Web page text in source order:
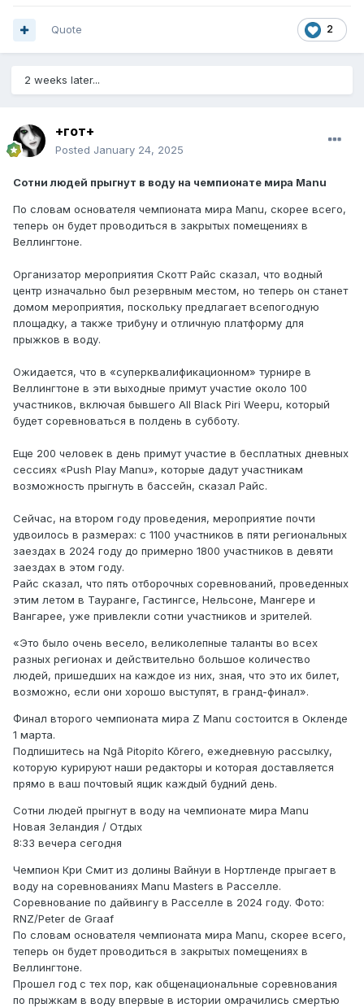
2
Quote
2 weeks later...
+гот+
Posted January 24, 2025
Сотни людей прыгнут в воду на чемпионате мира Manu
По словам основателя чемпионата мира Manu, скорее всего,
теперь он будет проводиться в закрытых помещениях в
Веллингтоне.
Организатор мероприятия Скотт Райс сказал, что водный
центр изначально был резервным местом, но теперь он станет
домом мероприятия, поскольку предлагает всепогодную
площадку, а также трибуну и отличную платформу для
прыжков в воду.
Ожидается, что в «суперквалификационном» турнире в
Веллингтоне в эти выходные примут участие около 100
участников, включая бывшего All Black Piri Weepu, который
будет соревноваться в полдень в субботу.
Еще 200 человек в день примут участие в бесплатных дневных
сессиях «Push Play Manu», которые дадут участникам
возможность прыгнуть в бассейн, сказал Райс.
Сейчас, на втором году проведения, мероприятие почти
удвоилось в размерах: с 1100 участников в пяти региональных
заездах в 2024 году до примерно 1800 участников в девяти
заездах в этом году.
Райс сказал, что пять отборочных соревнований, проведенных
этим летом в Тауранге, Гастингсе, Нельсоне, Мангере и
Вангарее, уже привлекли сотни участников и зрителей.
«Это было очень весело, великолепные таланты во всех
разных регионах и действительно большое количество
людей, пришедших на каждое из них, зная, что это их билет,
возможно, если они хорошо выступят, в гранд-финал».
Финал второго чемпионата мира Z Manu состоится в Окленде
1 марта.
Подпишитесь на Ngā Pitopito Kōrero, ежедневную рассылку,
которую курируют наши редакторы и которая доставляется
прямо в ваш почтовый ящик каждый будний день.
Сотни людей прыгнут в воду на чемпионате мира Manu
Новая Зеландия / Отдых
8:33 вечера сегодня
Чемпион Кри Смит из долины Вайнуи в Нортленде прыгает в
воду на соревнованиях Manu Masters в Расселле.
Соревнование по дайвингу в Расселле в 2024 году. Фото:
RNZ/Peter de Graaf
По словам основателя чемпионата мира Manu, скорее всего,
теперь он будет проводиться в закрытых помещениях в
Веллингтоне.
Прошел год с тех пор, как общенациональные соревнования
по прыжкам в воду впервые в истории омрачились смертью